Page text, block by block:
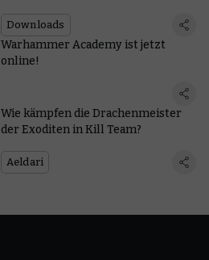
Downloads
Warhammer Academy ist jetzt
online!
Wie kämpfen die Drachenmeister
der Exoditen in Kill Team?
Aeldari